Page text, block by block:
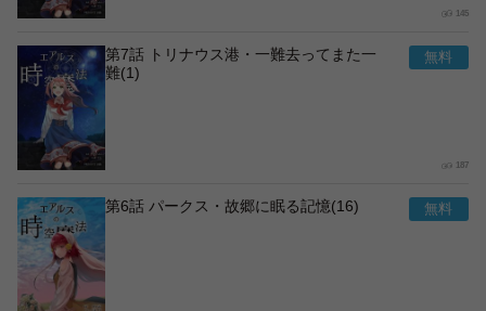
145
第7話 トリナウス港・一難去ってまた一
難(1)
187
第6話 パークス・故郷に眠る記憶(16)